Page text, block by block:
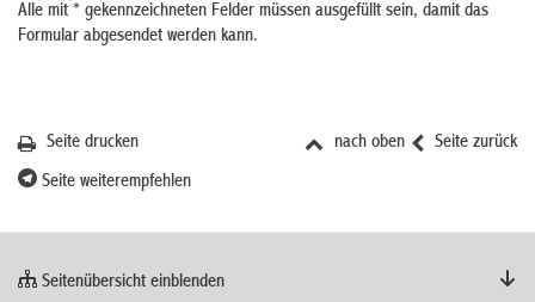
Alle mit * gekennzeichneten Felder müssen ausgefüllt sein, damit das
Formular abgesendet werden kann.
Seite zurück
nach oben
Seite drucken
Seite weiterempfehlen
Seitenübersicht einblenden